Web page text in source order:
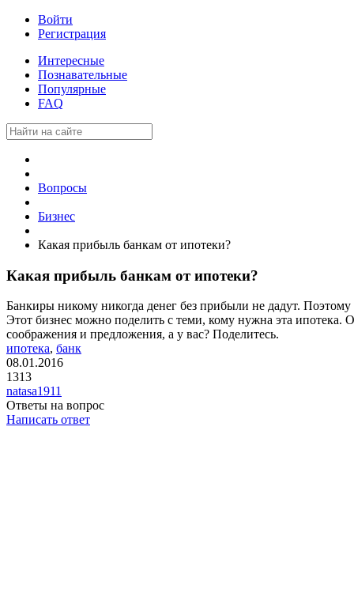
Войти
Регистрация
Интересные
Познавательные
Популярные
FAQ
Вопросы
Бизнес
Какая прибыль банкам от ипотеки?
Какая прибыль банкам от ипотеки?
Банкиры никому никогда денег без прибыли не дадут.
Этот бизнес можно поделить с теми, кому нужна эта ипотека.
соображения и предложения, а у вас? Поделитесь.
ипотека, банк
08.01.2016
1313
natasa1911
Ответы на вопрос
Написать ответ